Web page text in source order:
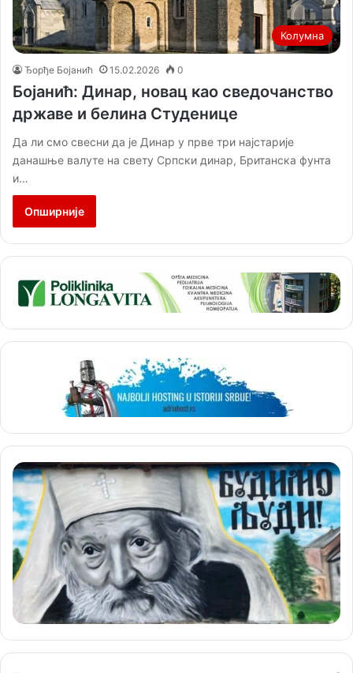
Колумна
Ђорђе Бојанић 15.02.2026 0
Бојанић: Динар, новац као сведочанство
државе и белина Студенице
Да ли смо свесни да је Динар у прве три најстарије
данашње валуте на свету Српски динар, Британска фунта
и…
Опширније